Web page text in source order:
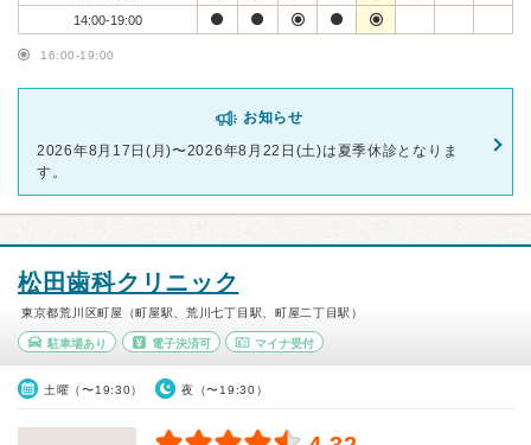
14:00-19:00
16:00-19:00
お知らせ
2026年8月17日(月)〜2026年8月22日(土)は夏季休診となりま
す。
松田歯科クリニック
東京都荒川区町屋（町屋駅、荒川七丁目駅、町屋二丁目駅）
駐車場あり 電子決済可 マイナ受付
土曜（〜19:30） 夜（〜19:30）